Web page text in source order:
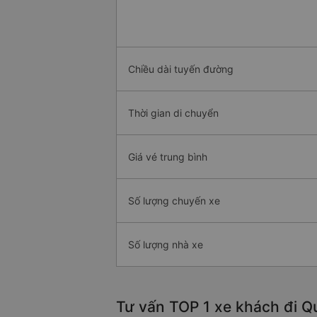
Chiều dài tuyến đường
Thời gian di chuyển
Giá vé trung bình
Số lượng chuyến xe
Số lượng nhà xe
Tư vấn TOP 1 xe khách đi